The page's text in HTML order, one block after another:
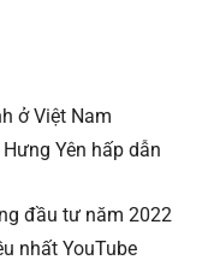
ở Việt Nam
Yên hấp dẫn
đầu tư năm 2022
nhất YouTube